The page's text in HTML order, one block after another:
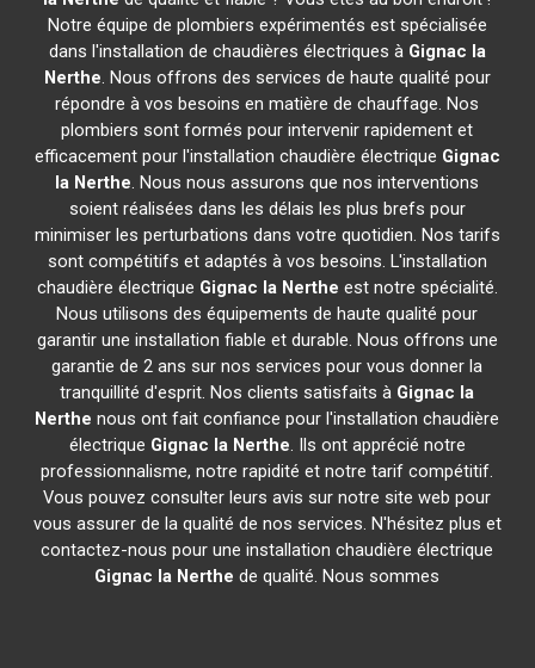
Notre équipe de plombiers expérimentés est spécialisée
dans l'installation de chaudières électriques à Gignac la
Nerthe. Nous offrons des services de haute qualité pour
répondre à vos besoins en matière de chauffage. Nos
plombiers sont formés pour intervenir rapidement et
efficacement pour l'installation chaudière électrique Gignac
la Nerthe. Nous nous assurons que nos interventions
soient réalisées dans les délais les plus brefs pour
minimiser les perturbations dans votre quotidien. Nos tarifs
sont compétitifs et adaptés à vos besoins. L'installation
chaudière électrique Gignac la Nerthe est notre spécialité.
Nous utilisons des équipements de haute qualité pour
garantir une installation fiable et durable. Nous offrons une
garantie de 2 ans sur nos services pour vous donner la
tranquillité d'esprit. Nos clients satisfaits à Gignac la
Nerthe nous ont fait confiance pour l'installation chaudière
électrique Gignac la Nerthe. Ils ont apprécié notre
professionnalisme, notre rapidité et notre tarif compétitif.
Vous pouvez consulter leurs avis sur notre site web pour
vous assurer de la qualité de nos services. N'hésitez plus et
contactez-nous pour une installation chaudière électrique
Gignac la Nerthe de qualité. Nous sommes